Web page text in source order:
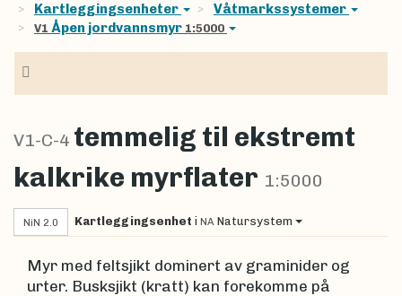
Kartleggingsenheter
Våtmarkssystemer
V1 Åpen jordvannsmyr 1:5000
V1-C-4 temmelig til ekstremt
kalkrike myrflater 1:5000
NiN 2.0 Kartleggingsenhet i NA Natursystem
Myr med feltsjikt dominert av graminider og
urter. Busksjikt (kratt) kan forekomme på